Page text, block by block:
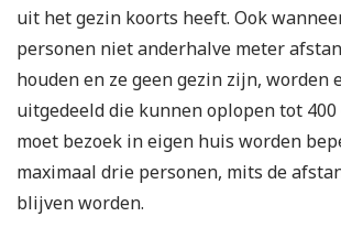
uit het gezin koorts heeft. Ook
personen niet anderhalve meter
houden en ze geen gezin zijn, worden
uitgedeeld die kunnen oplopen tot
moet bezoek in eigen huis worden
maximaal drie personen, mits de
blijven worden.